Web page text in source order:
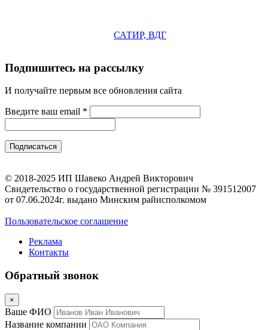
САТИР, ВДГ
Подпишитесь на рассылку
И получайте первым все обновления сайта
Введите ваш email *
© 2018-2025 ИП Шавеко Андрей Викторович
Свидетельство о государственной регистрации № 391512007
от 07.06.2024г. выдано Минским райисполкомом
Пользовательское соглашение
Реклама
Контакты
Обратный звонок
×
Ваше ФИО
Название компании